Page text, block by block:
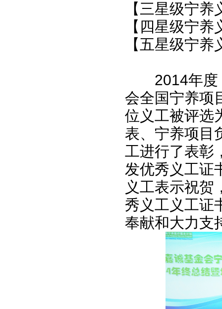
【三星级宁
【四星级宁
【五星级宁
2014年度，
会全国宁养项
位义工被评选
表、宁养项目
工进行了表彰
发优秀义工证
义工表示祝贺
秀义工义工证
奉献和大力支